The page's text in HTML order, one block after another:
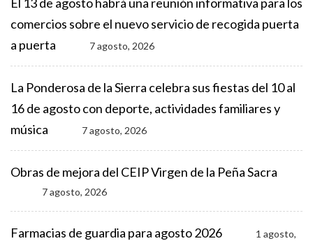
comercios sobre el nuevo servicio de recogida puerta
a puerta
7 agosto, 2026
La Ponderosa de la Sierra celebra sus fiestas del 10 al
16 de agosto con deporte, actividades familiares y
música
7 agosto, 2026
Obras de mejora del CEIP Virgen de la Peña Sacra
7 agosto, 2026
Farmacias de guardia para agosto 2026
1 agosto,